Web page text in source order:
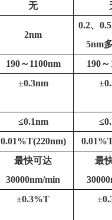
无
2nm
0.2、 0.5
5nm
190～1100nm 190～
±0.3nm ±
≤0.1nm ≤
0.01%T(220nm)
最快可达
30000nm/min
最
±0.3%T ±